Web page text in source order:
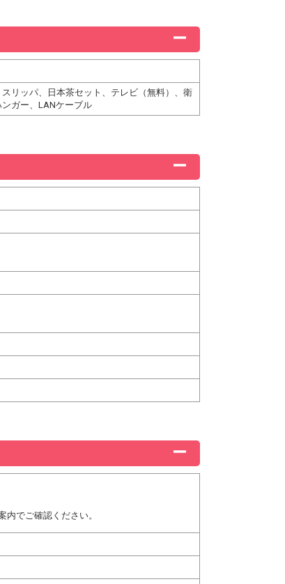
リッパ、日本茶セット、テレビ（無料）、衛
ガー、LANケーブル
でご確認ください。